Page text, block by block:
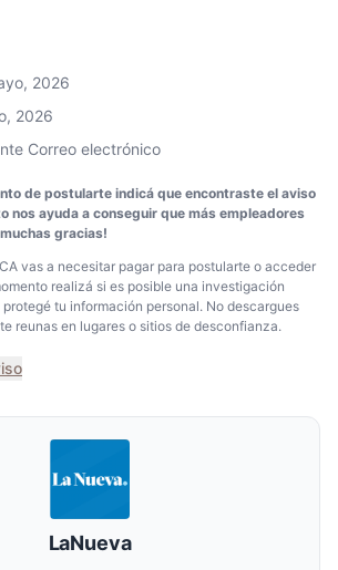
2026
2026
Correo electrónico
de postularte indicá que encontraste el aviso
nos ayuda a conseguir que más empleadores
gracias!
vas a necesitar pagar para postularte o acceder
realizá si es posible una investigación
tu información personal. No descargues
reunas en lugares o sitios de desconfianza.
LaNueva